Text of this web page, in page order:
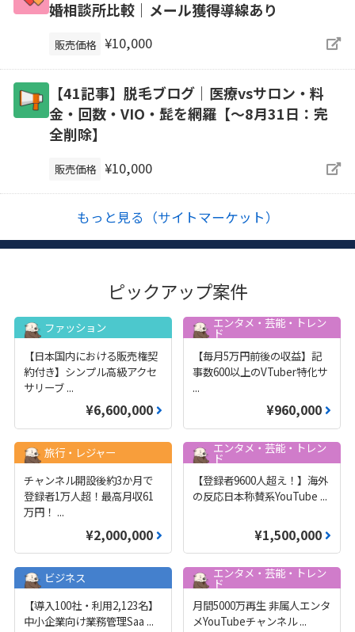
婚相談所比較｜メール獲得導線あり
販売価格 ¥10,000
【41記事】脱毛ブログ｜医療vsサロン・料
金・回数・VIO・髭を網羅【～8月31日：完
全削除】
販売価格 ¥10,000
もっと見る（サイトマーケット）
ピックアップ案件
ファッション
【日本国内における販売権契
約付き】シンプル高級アクセ
サリーブ ...
¥6,600,000
エンタメ・芸能・トレン
ド
【毎月5万円前後の収益】記
事数600以上のVTuber特化サ
...
¥960,000
旅行・レジャー
チャンネル開設後約3か月で
登録者1万人超！最高月収61
万円！ ...
¥2,000,000
エンタメ・芸能・トレン
ド
【登録者9600人超え！】海外
の反応日本称賛系YouTube ...
¥1,500,000
ビジネス
【導入100社・利用2,123名】
中小企業向け業務管理Saa ...
エンタメ・芸能・トレン
ド
月間5000万再生 非属人エンタ
メYouTubeチャンネル...